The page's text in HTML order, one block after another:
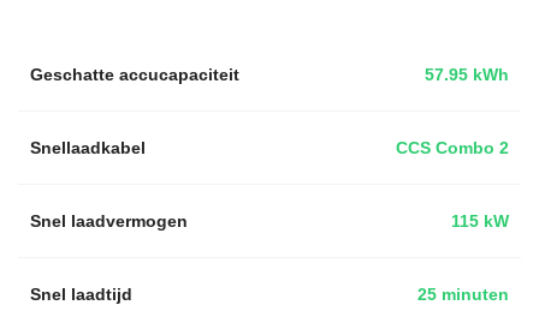
57.95 kWh
Geschatte accucapaciteit
Snellaadkabel CCS Combo 2
Snel laadvermogen 115 kW
Snel laadtijd 25 minuten